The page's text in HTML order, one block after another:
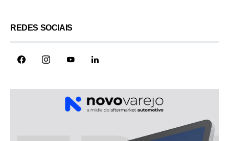
REDES SOCIAIS